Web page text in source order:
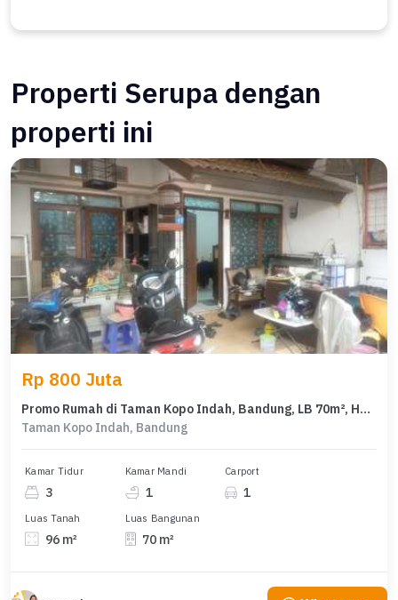
Properti Serupa dengan
properti ini
Rp 800 Juta
Promo Rumah di Taman Kopo Indah, Bandung, LB 70m², Harga 800 Juta
Taman Kopo Indah, Bandung
Kamar Tidur
3
Kamar Mandi
1
Carport
1
Luas Tanah
96 m²
Luas Bangunan
70 m²